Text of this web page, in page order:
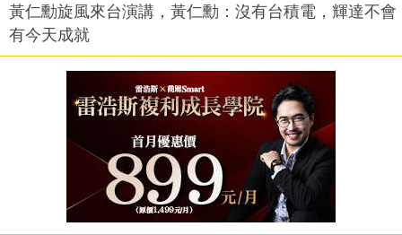
黃仁勳旋風來台演講，黃仁勳：沒有台積電，輝達不會
有今天成就